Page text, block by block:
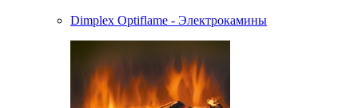
Dimplex Optiflame - Электрокамины